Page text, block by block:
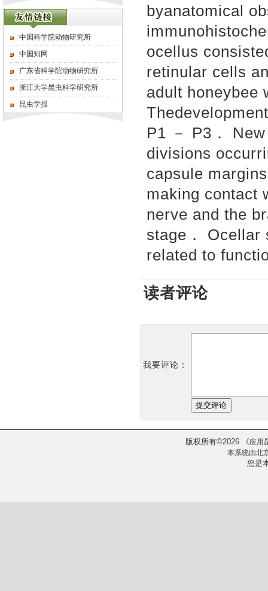
中国科学院动物研究所
中国知网
广东省科学院动物研究所
浙江大学昆虫科学研究所
昆虫学报
byanatomical
ocellus
retinular cells
adult honeybee
P1 － P3．
divisions
capsule
making contact
nerve and the
stage．
related to
读者评论
我要评论：
版权所有©2026 《应用
本系统由北
您是